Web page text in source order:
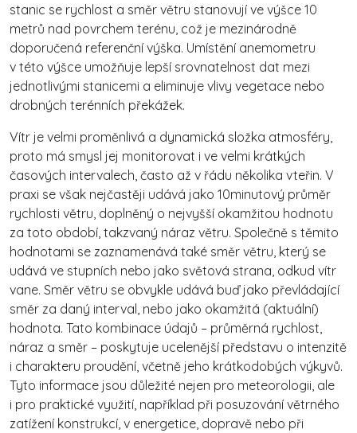
stanic se rychlost a směr větru stanovují ve výšce 10
metrů nad povrchem terénu, což je mezinárodně
doporučená referenční výška. Umístění anemometru
v této výšce umožňuje lepší srovnatelnost dat mezi
jednotlivými stanicemi a eliminuje vlivy vegetace nebo
drobných terénních překážek.
Vítr je velmi proměnlivá a dynamická složka atmosféry,
proto má smysl jej monitorovat i ve velmi krátkých
časových intervalech, často až v řádu několika vteřin. V
praxi se však nejčastěji udává jako 10minutový průměr
rychlosti větru, doplněný o nejvyšší okamžitou hodnotu
za toto období, takzvaný náraz větru. Společně s těmito
hodnotami se zaznamenává také směr větru, který se
udává ve stupních nebo jako světová strana, odkud vítr
vane. Směr větru se obvykle udává buď jako převládající
směr za daný interval, nebo jako okamžitá (aktuální)
hodnota. Tato kombinace údajů – průměrná rychlost,
náraz a směr – poskytuje ucelenější představu o intenzitě
i charakteru proudění, včetně jeho krátkodobých výkyvů.
Tyto informace jsou důležité nejen pro meteorologii, ale
i pro praktické využití, například při posuzování větrného
zatížení konstrukcí, v energetice, dopravě nebo při